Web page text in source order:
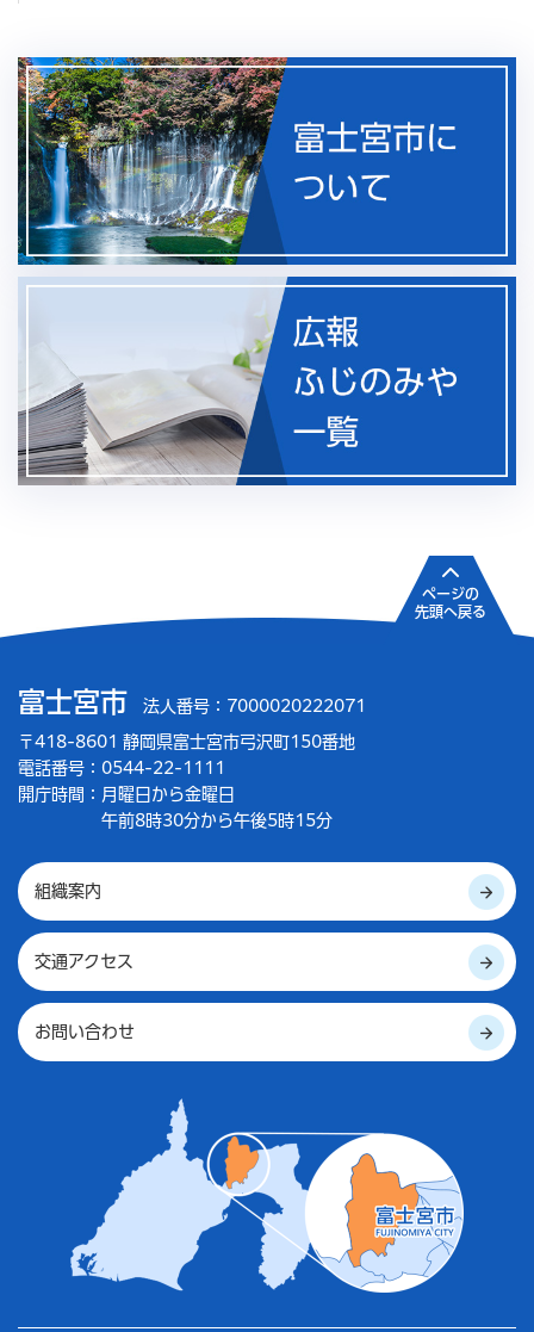
富士宮市 法人番号：7000020222071
〒418-8601 静岡県富士宮市弓沢町150番地
電話番号：0544-22-1111
開庁時間： 月曜日から金曜日
午前8時30分から午後5時15分
組織案内
交通アクセス
お問い合わせ
ページの
先頭へ戻る